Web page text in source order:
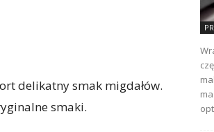
delikatny smak migdałów.
smaki.